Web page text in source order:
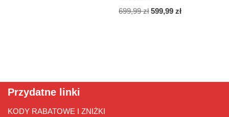
699,99zł 599,99zł
Przydatne linki
KODY RABATOWE I ZNIŻKI